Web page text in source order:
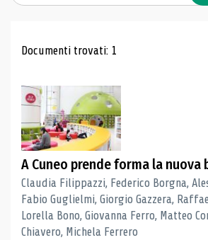
Risultati di ricerca
Documenti trovati: 1
A Cuneo prende forma la nuova
Claudia Filippazzi, Federico Borgna,
Fabio Guglielmi, Giorgio Gazzera,
Lorella Bono, Giovanna Ferro, Matteo
Chiavero, Michela Ferrero